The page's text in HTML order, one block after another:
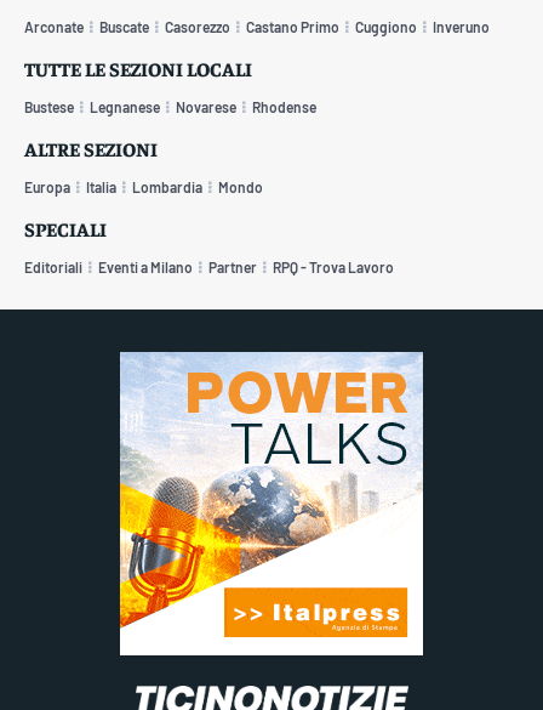
Arconate Buscate Casorezzo Castano Primo Cuggiono Inveruno
TUTTE LE SEZIONI LOCALI
Bustese Legnanese Novarese Rhodense
ALTRE SEZIONI
Europa Italia Lombardia Mondo
SPECIALI
Editoriali Eventi a Milano Partner RPQ - Trova Lavoro